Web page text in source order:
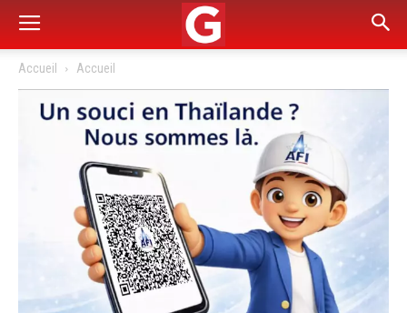
Accueil Accueil